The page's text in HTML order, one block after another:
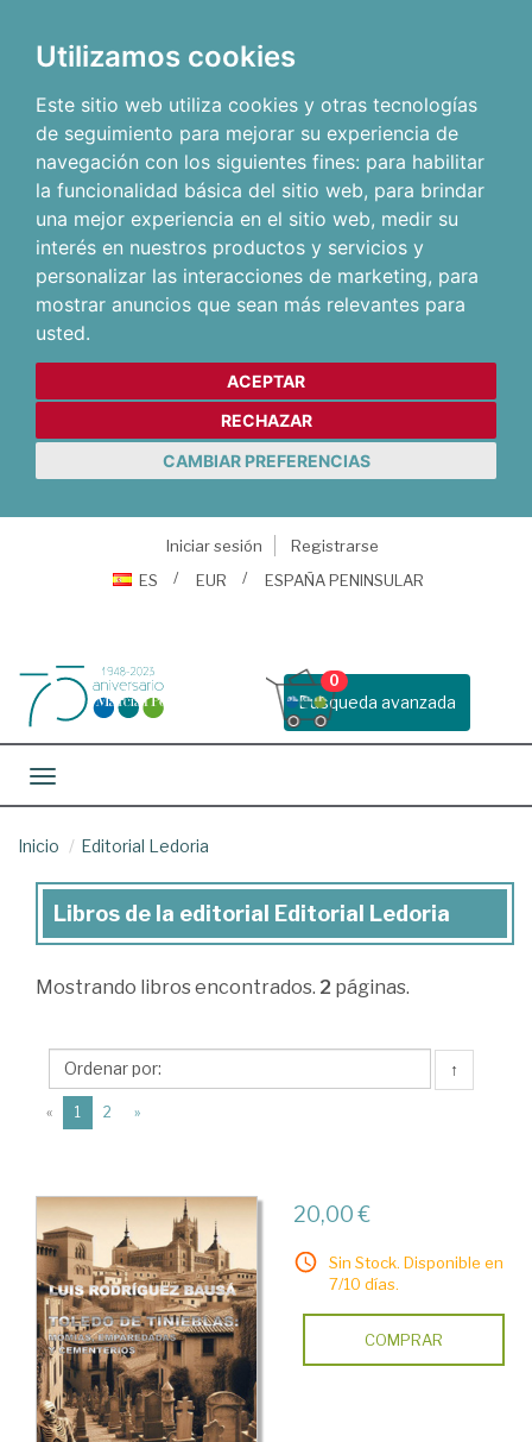
Utilizamos cookies
Este sitio web utiliza cookies y otras tecnologías
de seguimiento para mejorar su experiencia de
navegación con los siguientes fines: para habilitar
la funcionalidad básica del sitio web, para brindar
una mejor experiencia en el sitio web, medir su
interés en nuestros productos y servicios y
personalizar las interacciones de marketing, para
mostrar anuncios que sean más relevantes para
usted.
ACEPTAR
RECHAZAR
CAMBIAR PREFERENCIAS
Iniciar sesión
Registrarse
ES
EUR ESPAÑA PENINSULAR
Busqueda avanzada
0
Toggle navigation
Inicio Editorial Ledoria
Libros
la
Editorial
Ledoria
Libros de la editorial Editorial Ledoria
Mostrando libros encontrados. 2 páginas.
↑
« 1 (current)
2 »
20,00 €
Sin Stock. Disponible en
7/10 días.
COMPRAR